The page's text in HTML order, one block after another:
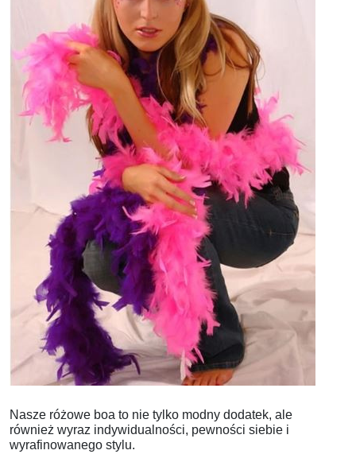
Nasze różowe boa to nie tylko modny dodatek, ale
również wyraz indywidualności, pewności siebie i
wyrafinowanego stylu.